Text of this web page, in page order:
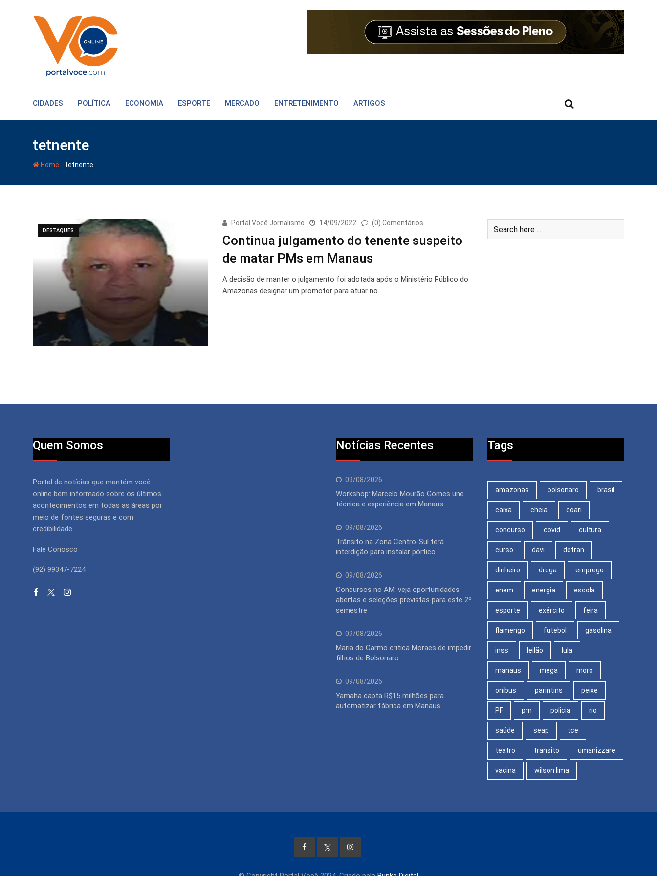
CIDADES POLÍTICA ECONOMIA ESPORTE MERCADO ENTRETENIMENTO ARTIGOS
tetnente
Home - tetnente
DESTAQUES
Portal Você Jornalismo 14/09/2022 (0) Comentários
Continua julgamento do tenente suspeito
de matar PMs em Manaus
A decisão de manter o julgamento foi adotada após o Ministério Público do
Amazonas designar um promotor para atuar no…
Quem Somos
Portal de notícias que mantém você
online bem informado sobre os últimos
acontecimentos em todas as áreas por
meio de fontes seguras e com
credibilidade
Fale Conosco
(92) 99347-7224
Notícias Recentes
09/08/2026
Workshop: Marcelo Mourão Gomes une
técnica e experiência em Manaus
09/08/2026
Trânsito na Zona Centro-Sul terá
interdição para instalar pórtico
09/08/2026
Concursos no AM: veja oportunidades
abertas e seleções previstas para este 2º
semestre
09/08/2026
Maria do Carmo critica Moraes de impedir
filhos de Bolsonaro
09/08/2026
Yamaha capta R$15 milhões para
automatizar fábrica em Manaus
Tags
amazonas bolsonaro brasil
caixa cheia coari
concurso covid cultura
curso davi detran
dinheiro droga emprego
enem energia escola
esporte exército feira
flamengo futebol gasolina
inss leilão lula
manaus mega moro
onibus parintins peixe
PF pm policia rio
saúde seap tce
teatro transito umanizzare
vacina wilson lima